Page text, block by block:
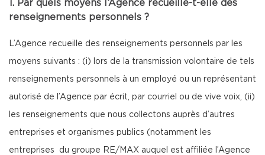
1. Par quels moyens l’Agence recueille-t-elle des
renseignements personnels ?
L’Agence recueille des renseignements personnels par les
moyens suivants : (i) lors de la transmission volontaire de tels
renseignements personnels à un employé ou un représentant
autorisé de l’Agence par écrit, par courriel ou de vive voix, (ii)
les renseignements que nous collectons auprès d’autres
entreprises et organismes publics (notamment les
entreprises du groupe RE/MAX auquel est affiliée l’Agence